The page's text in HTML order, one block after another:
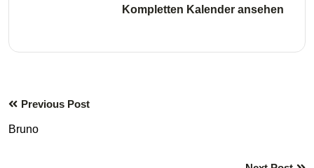
Kompletten Kalender ansehen
Previous Post
Bruno